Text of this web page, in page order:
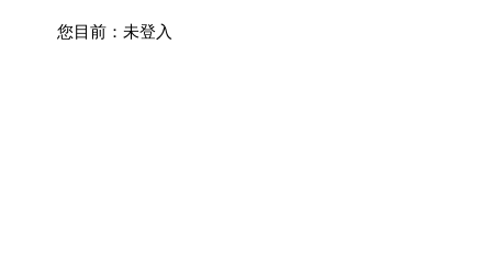
您目前： 未登入